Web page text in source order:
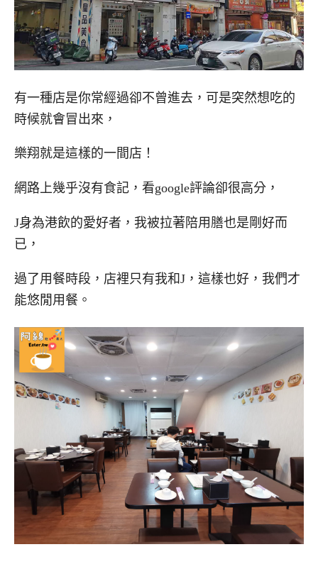
有一種店是你常經過卻不曾進去，可是突然想吃的
時候就會冒出來，
樂翔就是這樣的一間店！
網路上幾乎沒有食記，看google評論卻很高分，
J身為港飲的愛好者，我被拉著陪用膳也是剛好而
已，
過了用餐時段，店裡只有我和J，這樣也好，我們才
能悠閒用餐。